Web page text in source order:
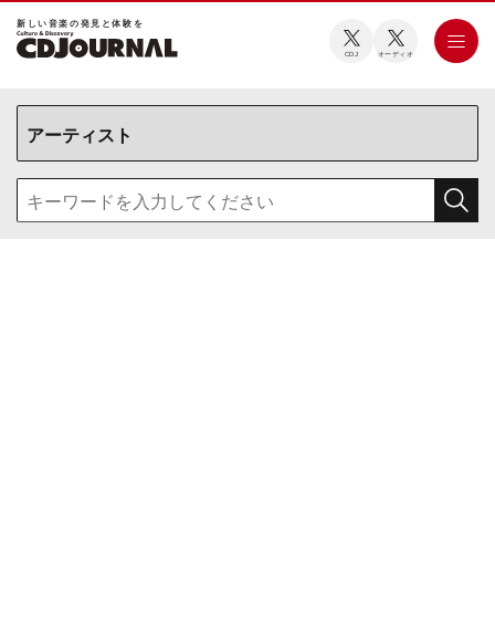
新しい⾳楽の発⾒と体験を
CDJ オーディオ